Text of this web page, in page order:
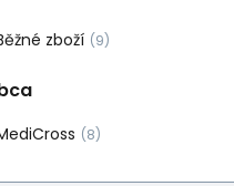
zboží (9)
(8)